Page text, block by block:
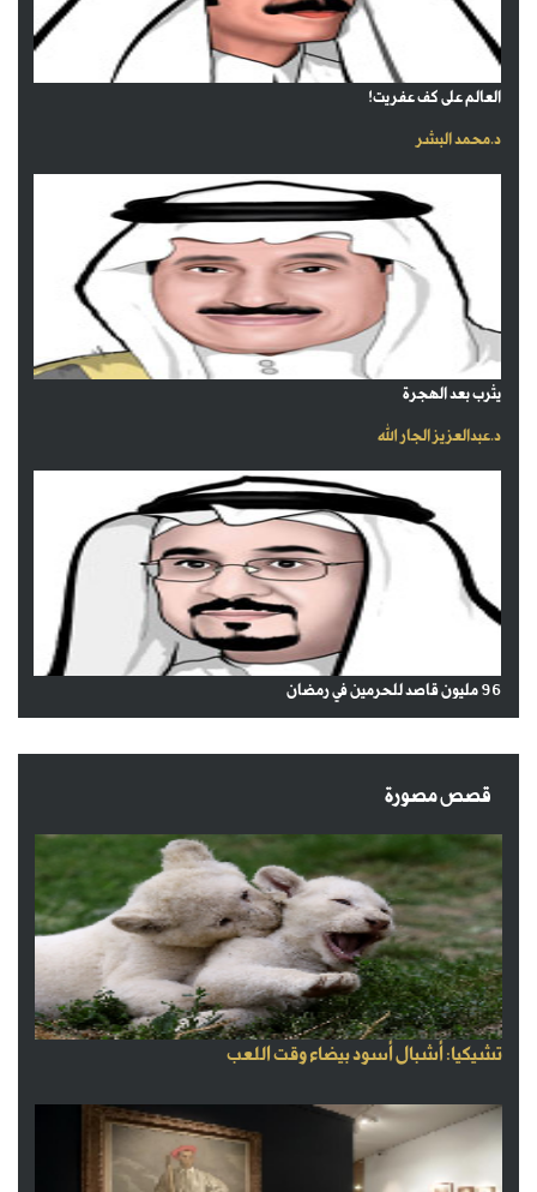
العالم على كف عفريت!
د.محمد البشر
يثرب بعد الهجرة
د.عبدالعزيز الجار الله
96 مليون قاصد للحرمين في رمضان
قصص مصورة
تشيكيا: أشبال أسود بيضاء وقت اللعب